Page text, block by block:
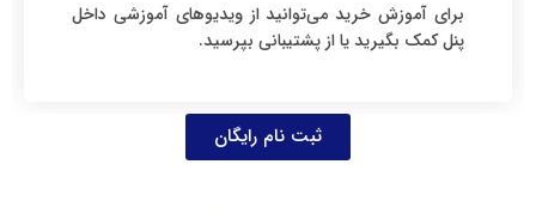
برای آموزش خرید می‌توانید از ویدیوهای آموزشی داخل
پنل کمک بگیرید یا از پشتیبانی بپرسید.
ثبت نام رایگان